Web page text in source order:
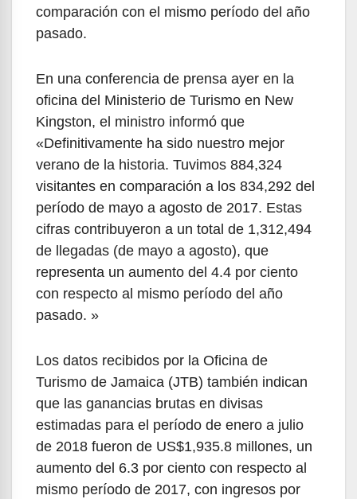
comparación con el mismo período del año
pasado.
En una conferencia de prensa ayer en la
oficina del Ministerio de Turismo en New
Kingston, el ministro informó que
«Definitivamente ha sido nuestro mejor
verano de la historia. Tuvimos 884,324
visitantes en comparación a los 834,292 del
período de mayo a agosto de 2017. Estas
cifras contribuyeron a un total de 1,312,494
de llegadas (de mayo a agosto), que
representa un aumento del 4.4 por ciento
con respecto al mismo período del año
pasado. »
Los datos recibidos por la Oficina de
Turismo de Jamaica (JTB) también indican
que las ganancias brutas en divisas
estimadas para el período de enero a julio
de 2018 fueron de US$1,935.8 millones, un
aumento del 6.3 por ciento con respecto al
mismo período de 2017, con ingresos por